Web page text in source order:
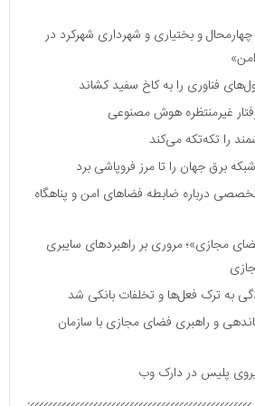
و بختیاری و شهرداری شهرکرد در
فناوری را به کاخ سفید کشاند
غیرمنتظره هوش مصنوعی
را تکه‌تکه می‌کند
برق جهان را تا مرز فروپاشی برد
درباره ضابطه فضا‌های امن و پناهگاه
مجازی»؛ مروری بر راهبرد‌های سایبری
به ترک فعل‌ها و تخلفات بانکی شد
و راهبری فضای مجازی با سازمان